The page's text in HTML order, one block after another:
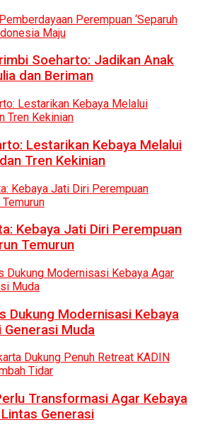
Soeharto: Jadikan Anak
dan Beriman
Lestarikan Kebaya Melalui
Tren Kekinian
Kebaya Jati Diri Perempuan
Temurun
Dukung Modernisasi Kebaya
Generasi Muda
Transformasi Agar Kebaya
Generasi